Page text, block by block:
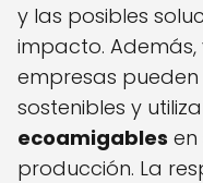
y las posibles
impacto.
empresas
sostenibles y
ecoamigables en
producción. La